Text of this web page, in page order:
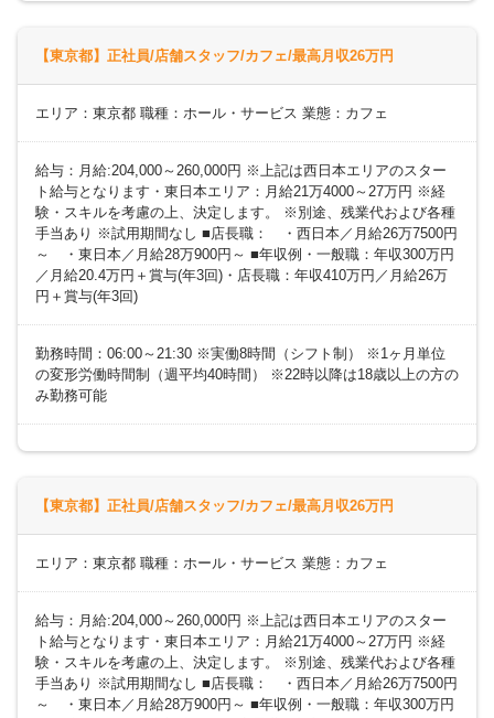
【東京都】正社員/店舗スタッフ/カフェ/最高月収26万円
エリア：東京都 職種：ホール・サービス 業態：カフェ
給与：月給:204,000～260,000円 ※上記は西日本エリアのスター
ト給与となります・東日本エリア：月給21万4000～27万円 ※経
験・スキルを考慮の上、決定します。 ※別途、残業代および各種
手当あり ※試用期間なし ■店長職： ・西日本／月給26万7500円
～ ・東日本／月給28万900円～ ■年収例・一般職：年収300万円
／月給20.4万円＋賞与(年3回)・店長職：年収410万円／月給26万
円＋賞与(年3回)
勤務時間：06:00～21:30 ※実働8時間（シフト制） ※1ヶ月単位
の変形労働時間制（週平均40時間） ※22時以降は18歳以上の方の
み勤務可能
【東京都】正社員/店舗スタッフ/カフェ/最高月収26万円
エリア：東京都 職種：ホール・サービス 業態：カフェ
給与：月給:204,000～260,000円 ※上記は西日本エリアのスター
ト給与となります・東日本エリア：月給21万4000～27万円 ※経
験・スキルを考慮の上、決定します。 ※別途、残業代および各種
手当あり ※試用期間なし ■店長職： ・西日本／月給26万7500円
～ ・東日本／月給28万900円～ ■年収例・一般職：年収300万円